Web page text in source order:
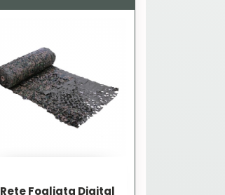
Rete Fogliata Digital